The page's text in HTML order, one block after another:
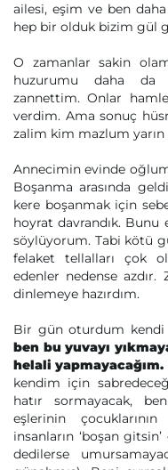
ailesi, eşim ve ben
hep bir olduk bizim gül
O zamanlar sakin
huzurumu daha da
zannettim. Onlar
verdim. Ama sonuç
zalim kim mazlum yarın
Annecimin evinde
Boşanma arasında
kere boşanmak için
hoyrat davrandık.
söylüyorum. Tabi kötü
felaket tellalları çok
edenler nedense
dinlemeye hazırdım.
Bir gün oturdum
ben bu yuvayı
helali yapmayacağım.
kendim için
hatır sormayacak,
eşlerinin
insanların ‘boşan
dedilerse